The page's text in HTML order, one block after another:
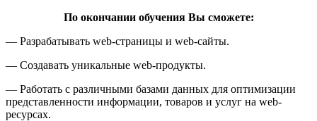
По окончании обучения Вы сможете:
— Разрабатывать web-страницы и web-сайты.
— Создавать уникальные web-продукты.
— Работать с различными базами данных для оптимизации
представленности информации, товаров и услуг на web-
ресурсах.